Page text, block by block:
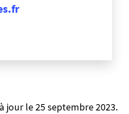
jour le 25 septembre 2023.